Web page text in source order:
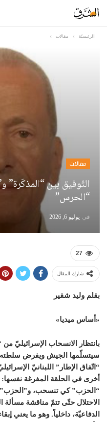
الرئيسيّة مقالات
مقالات
التّوفيق بين “المذكّرة”
“الحرس”
في يوليو 6, 2026
27
شارك المقال
بقلم وليد شقير
«أساس ميديا»
بانتظار الانسحاب الإسرائيليّ من
سيتسلّمها الجيش ويفرض سلطته
“اتّفاق الإطار” اللبنانيّ
أخرى في الحلقة المفرغة
“الحزب” كي تنسحب، و”الحزب”
الاحتلال حتّى تتمّ مناقشة مسألة
الدفاعيّة، داخلياً. وهو ما يعني